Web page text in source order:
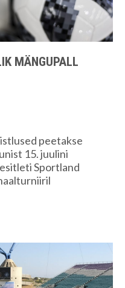
MÄNGUPALL
peetakse
15. juulini
Sportland